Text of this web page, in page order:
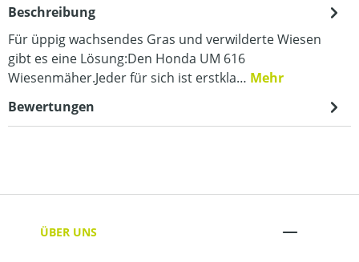
Beschreibung
Für üppig wachsendes Gras und verwilderte Wiesen
gibt es eine Lösung:Den Honda UM 616
Wiesenmäher.Jeder für sich ist erstkla… Mehr
Bewertungen
ÜBER UNS